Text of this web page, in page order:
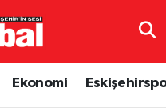
Ekonomi